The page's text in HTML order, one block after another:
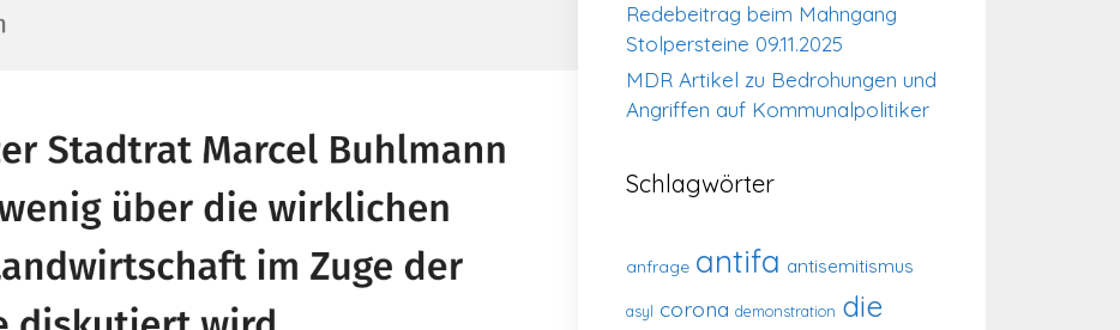
Redebeitrag beim Mahngang
Stolpersteine 09.11.2025
MDR Artikel zu Bedrohungen und
Angriffen auf Kommunalpolitiker
Schlagwörter
anfrage antifa antisemitismus
asyl corona demonstration die